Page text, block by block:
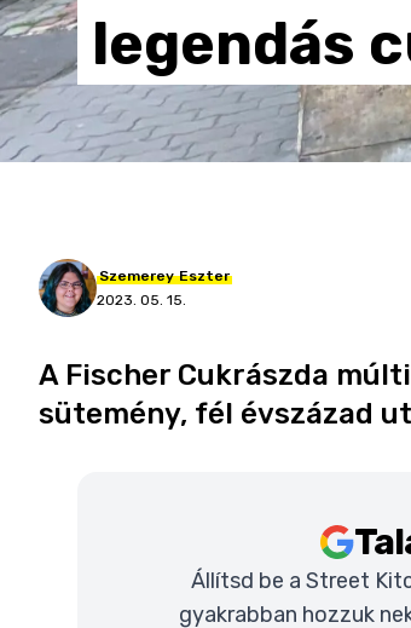
legendás
Szemerey Eszter
2023. 05. 15.
A Fischer Cukrászda
sütemény, fél évszázad
Állítsd be a Street
gyakrabban hozzuk